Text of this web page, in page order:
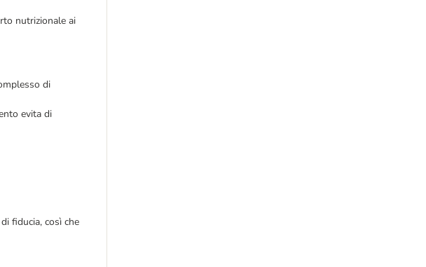
nutrizionale ai
di
evita di
fiducia, così che